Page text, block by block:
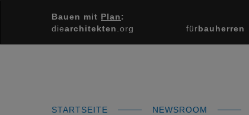
Bauen mit Plan:
diearchitekten .org fürbauherren
STARTSEITE NEWSROOM